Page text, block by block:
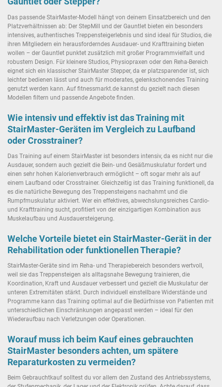
Das passende StairMaster-Modell hängt von deinem Einsatzbereich und den
Platzverhältnissen ab: Der StepMill und der Gauntlet bieten ein besonders
intensives, authentisches Treppensteigerlebnis und sind ideal für Studios, die
ihren Mitgliedern ein herausforderndes Ausdauer- und Krafttraining bieten
wollen – der Gauntlet punktet zusätzlich mit großer Programmvielfalt und
robustem Design. Für kleinere Studios, Physiopraxen oder den Reha-Bereich
eignet sich ein klassischer StairMaster Stepper, da er platzsparender ist, sich
leichter bedienen lässt und auch für moderates, gelenkschonendes Training
genutzt werden kann. Auf fitnessmarkt.de kannst du gezielt nach diesen
Modellen filtern und passende Angebote finden.
Wie intensiv und effektiv ist das Training mit
StairMaster-Geräten im Vergleich zu Laufband
oder Crosstrainer?
Das Training auf einem StairMaster ist besonders intensiv, da es nicht nur die
Ausdauer, sondern auch gezielt die Bein- und Gesäßmuskulatur fordert und
einen sehr hohen Kalorienverbrauch ermöglicht – oft sogar mehr als auf
einem Laufband oder Crosstrainer. Gleichzeitig ist das Training funktionell, da
es die natürliche Bewegung des Treppensteigens nachahmt und die
Rumpfmuskulatur aktiviert. Wer ein effektives, abwechslungsreiches Cardio-
und Krafttraining sucht, profitiert von der einzigartigen Kombination aus
Muskelaufbau und Ausdauersteigerung.
Welche Vorteile bietet ein StairMaster-Gerät in der
Rehabilitation oder funktionellen Therapie?
StairMaster-Geräte sind im Reha- und Therapiebereich besonders wertvoll,
weil sie das Treppensteigen als alltagsnahe Bewegung trainieren, die
Koordination, Kraft und Ausdauer verbessert und gezielt die Muskulatur der
unteren Extremitäten stärkt. Durch individuell einstellbare Widerstände und
Programme kann das Training optimal auf die Bedürfnisse von Patienten mit
unterschiedlichen Einschränkungen angepasst werden – ideal für den
Wiederaufbau nach Verletzungen oder Operationen.
Worauf muss ich beim Kauf eines gebrauchten
StairMaster besonders achten, um spätere
Reparaturkosten zu vermeiden?
Beim Gebrauchtkauf solltest du vor allem den Zustand des Antriebssystems,